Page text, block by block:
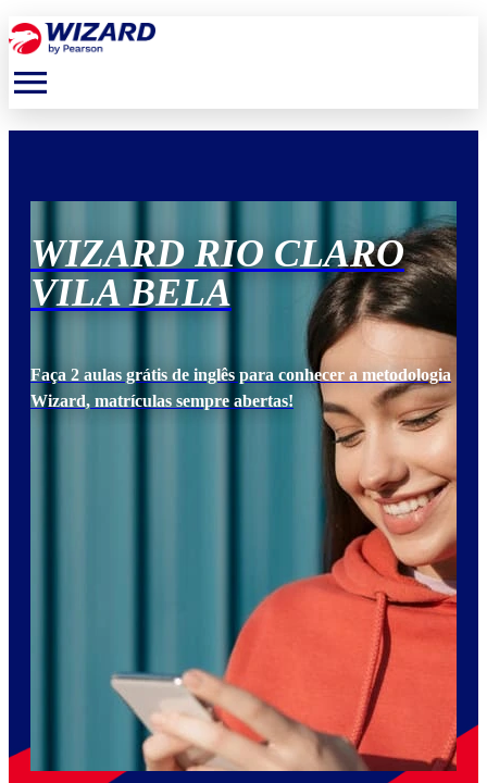
menu
WIZARD RIO CLARO
VILA BELA
Faça 2 aulas grátis de inglês para conhecer a metodologia
Wizard, matrículas sempre abertas!